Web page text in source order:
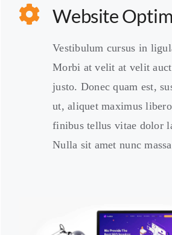
Website
Vestibulum cursus in
Morbi at velit at velit
justo. Donec quam est,
ut, aliquet maximus
finibus tellus vitae dolor
Nulla sit amet nunc